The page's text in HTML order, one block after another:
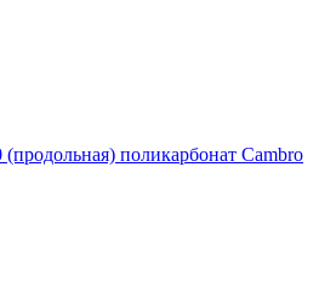
(продольная) поликарбонат Cambro